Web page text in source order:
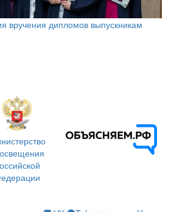
вручения дипломов выпускникам